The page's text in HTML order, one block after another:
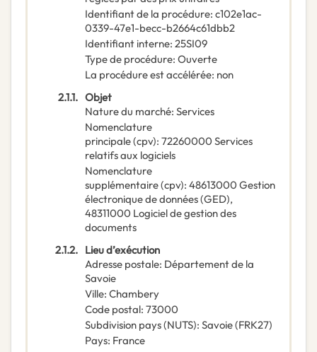
Identifiant de la procédure: c102e1ac-
0339-47e1-becc-b2664c61dbb2
Identifiant interne: 25SI09
Type de procédure: Ouverte
La procédure est accélérée: non
2.1.1. Objet
Nature du marché: Services
Nomenclature
principale(cpv): 72260000 Services
relatifs aux logiciels
Nomenclature
supplémentaire(cpv): 48613000 Gestion
électronique de données (GED),
48311000 Logiciel de gestion des
documents
2.1.2. Lieu d’exécution
Adresse postale: Département de la
Savoie
Ville: Chambery
Code postal: 73000
Subdivision pays (NUTS): Savoie(FRK27)
Pays: France